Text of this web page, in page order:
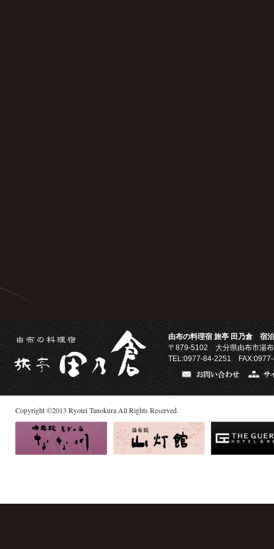
由布の料理宿 旅亭 田乃倉 宿
〒879-5102 大分県由布市湯
TEL:0977-84-2251
Copyright©2013 Ryotei Tanokura All Rights Reserved.